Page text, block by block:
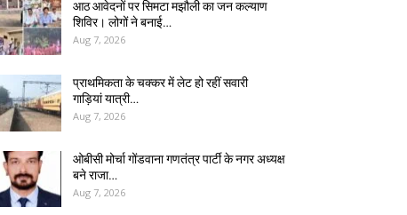
आठ आवेदनों पर सिमटा मझौली का जन कल्याण
शिविर। लोगों ने बनाई…
Aug 7, 2026
प्राथमिकता के चक्कर में लेट हो रहीं सवारी
गाड़ियां यात्री…
Aug 7, 2026
ओबीसी मोर्चा गोंडवाना गणतंत्र पार्टी के नगर अध्यक्ष
बने राजा…
Aug 7, 2026